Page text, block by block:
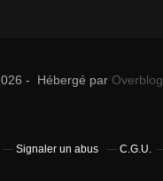
- Hébergé par Overblog
Signaler un abus C.G.U.